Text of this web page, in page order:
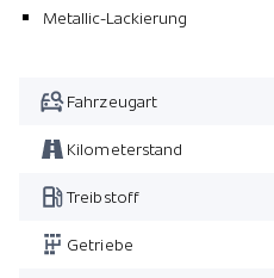
Metallic-Lackierung
Fahrzeugart
Kilometerstand
Treibstoff
Getriebe